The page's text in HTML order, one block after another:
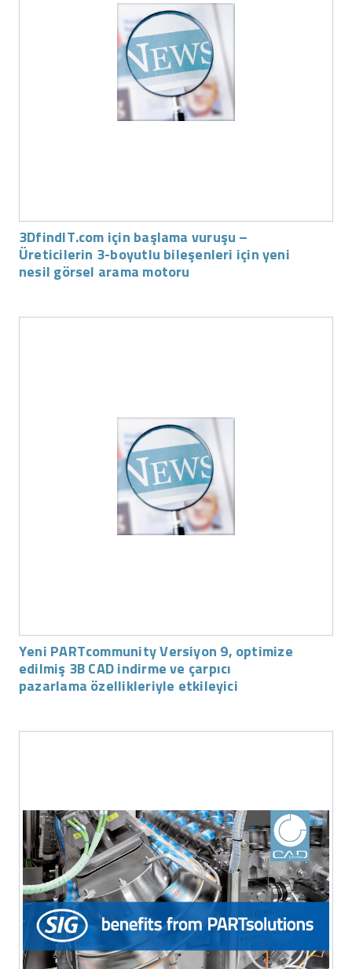
3DfindIT.com için başlama vuruşu –
Üreticilerin 3-boyutlu bileşenleri için yeni
nesil görsel arama motoru
Yeni PARTcommunity Versiyon 9, optimize
edilmiş 3B CAD indirme ve çarpıcı
pazarlama özellikleriyle etkileyici